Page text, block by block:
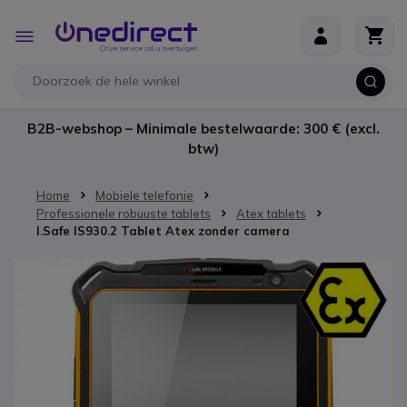
Toggle
Nav
B2B-webshop – Minimale bestelwaarde: 300 € (excl.
btw)
Home
Mobiele telefonie
Professionele robuuste tablets
Atex tablets
I.Safe IS930.2 Tablet Atex zonder camera
Ga naar het einde van de afbeeldingen-gallerij